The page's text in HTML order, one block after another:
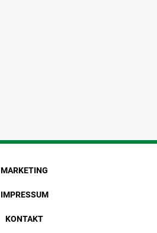
MARKETING
IMPRESSUM
KONTAKT